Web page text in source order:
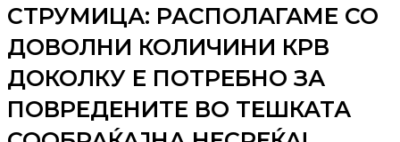
СТРУМИЦА: РАСПОЛАГАМЕ СО
ДОВОЛНИ КОЛИЧИНИ КРВ
ДОКОЛКУ Е ПОТРЕБНО ЗА
ПОВРЕДЕНИТЕ ВО ТЕШКАТА